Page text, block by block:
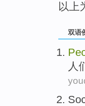
以上
双语
人